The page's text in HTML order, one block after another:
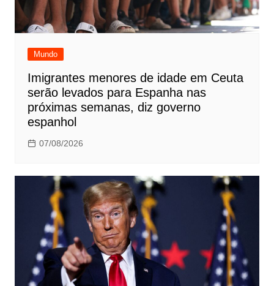
Mundo
Imigrantes menores de idade em Ceuta
serão levados para Espanha nas
próximas semanas, diz governo
espanhol
07/08/2026